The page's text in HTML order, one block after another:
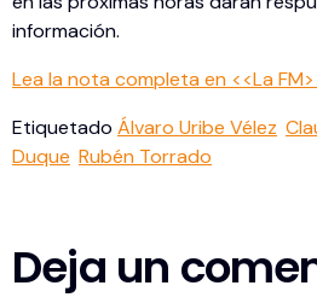
información.
Lea la nota completa en <<La
Etiquetado Álvaro Uribe Vélez
Duque Rubén Torrado
Deja un